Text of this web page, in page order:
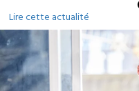
Lire cette actualité